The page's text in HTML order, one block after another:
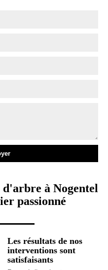
à Nogentel
passionné
Les résultats de nos
interventions sont
satisfaisants